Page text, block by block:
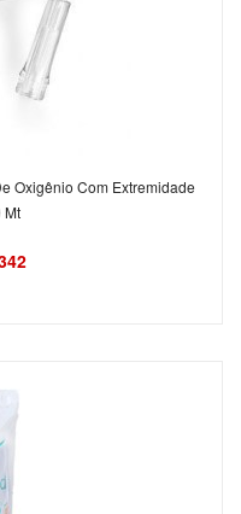
Oxigênio Com Extremidade
Mt